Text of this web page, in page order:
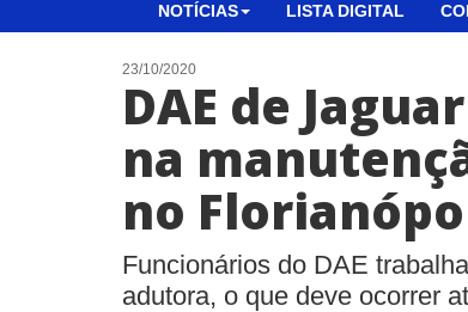
NOTÍCIAS LISTA DIGITAL
23/10/2020
DAE de
na
no
Funcionários do DAE
adutora, o que deve ocorrer